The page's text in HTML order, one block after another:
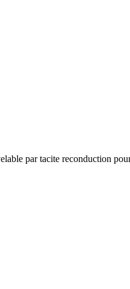
par tacite reconduction